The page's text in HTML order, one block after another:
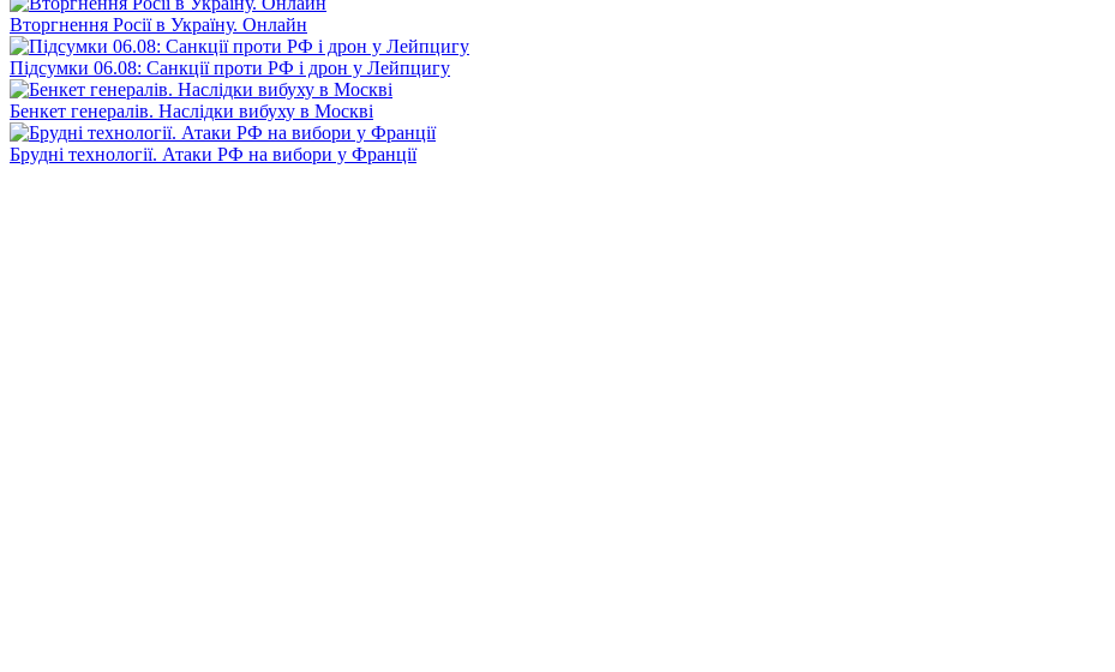
Вторгнення Росії в Україну. Онлайн
Підсумки 06.08: Санкції проти РФ і дрон у Лейпцигу
Бенкет генералів. Наслідки вибуху в Москві
Брудні технології. Атаки РФ на вибори у Франції